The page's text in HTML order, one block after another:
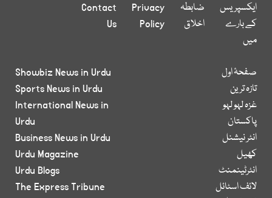
ایکسپریس
کے بارے
میں
ضابطہ
اخلاق
Privacy
Policy
Contact
Us
صفحۂ اول
تازہ ترین
غزہ لہو لہو
پاکستان
انٹر نیشنل
کھیل
انٹرٹینمنٹ
لائف اسٹائل
Showbiz News in Urdu
Sports News in Urdu
International News in
Urdu
Business News in Urdu
Urdu Magazine
Urdu Blogs
The Express Tribune